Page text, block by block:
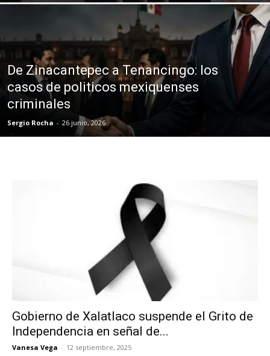
De Zinacantepec a Tenancingo: los
casos de politicos mexiquenses
criminales
Sergio Rocha - 26 junio, 2026
Gobierno de Xalatlaco suspende el Grito de
Independencia en señal de...
Vanesa Vega - 12 septiembre, 2025